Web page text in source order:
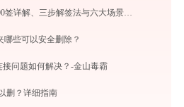
观音灵签使用指南：100签详解、三步解签法与六大场景解读
哪些可以安全删除？
接问题如何解决？-金山毒霸
删？详细指南